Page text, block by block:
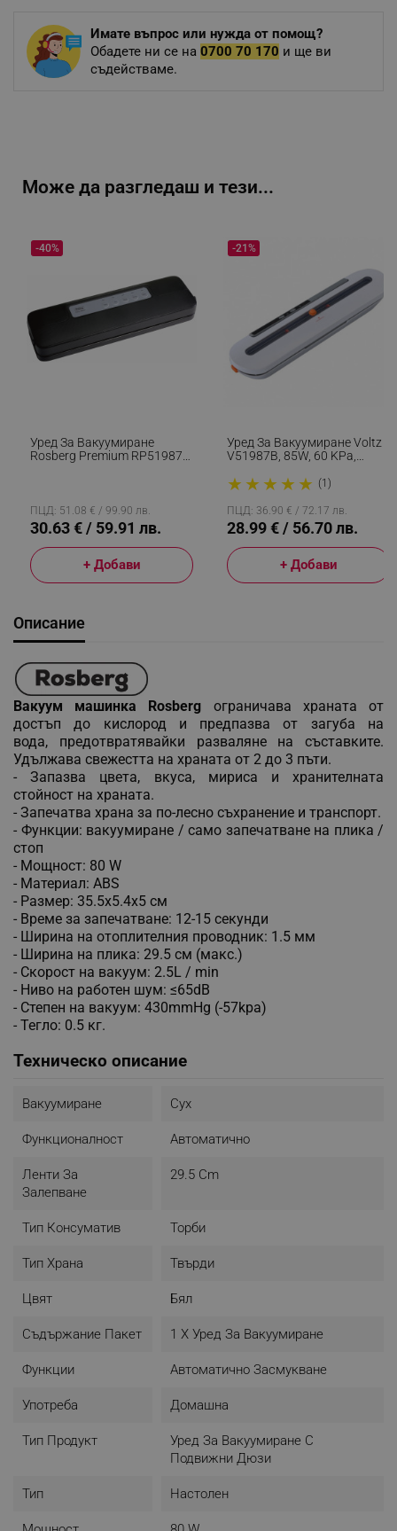
Имате въпрос или нужда от помощ?
Обадете ни се на 0700 70 170 и ще ви
съдействаме.
Може да разгледаш и тези...
Уред За Вакуумиране
Rosberg Premium RP51987D,
-40%
ПЦД: 51.08 € / 99.90 лв.
30.63 € / 59.91 лв.
+ Добави
Уред За Вакуумиране Voltz
V51987B, 85W, 60 KPa,
Торбички, Бял
★ ★ ★ ★ ★ (1)
-21%
ПЦД: 36.90 € / 72.17 лв.
28.99 € / 56.70 лв.
+ Добави
Описание
Вакуум машинка Rosberg ограничава храната от
достъп до кислород и предпазва от загуба на
вода, предотвратявайки разваляне на съставките.
Удължава свежестта на храната от 2 до 3 пъти.
- Запазва цвета, вкуса, мириса и хранителната
стойност на храната.
- Запечатва храна за по-лесно съхранение и транспорт.
- Функции: вакуумиране / само запечатване на плика /
стоп
- Мощност: 80 W
- Материал: ABS
- Размер: 35.5x5.4x5 см
- Време за запечатване: 12-15 секунди
- Ширина на отоплителния проводник: 1.5 мм
- Ширина на плика: 29.5 см (макс.)
- Скорост на вакуум: 2.5L / min
- Ниво на работен шум: ≤65dB
- Степен на вакуум: 430mmHg (-57kpa)
- Тегло: 0.5 кг.
Техническо описание
Вакуумиране Сух
Функционалност Автоматично
Ленти За
Залепване
29.5 Cm
Тип Консуматив Торби
Тип Храна Твърди
Цвят Бял
Съдържание Пакет 1 X Уред За Вакуумиране
Функции Автоматично Засмукване
Употреба Домашна
Тип Продукт
Уред За Вакуумиране С
Подвижни Дюзи
Тип Настолен